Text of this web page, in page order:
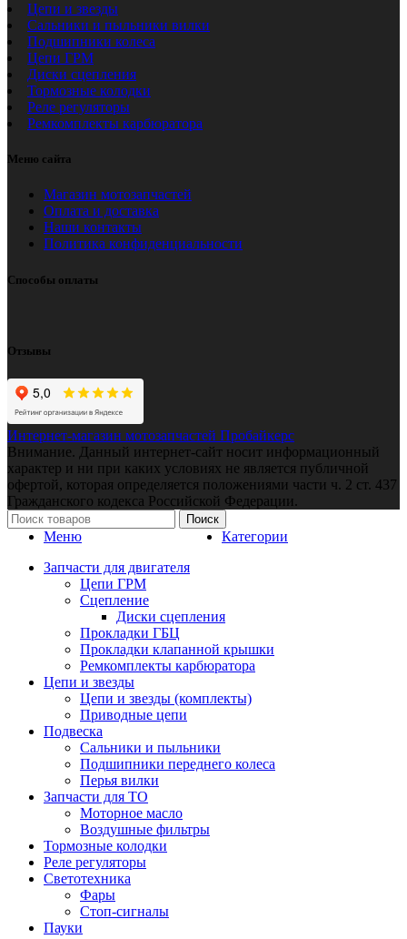
Цепи и звезды
Сальники и пыльники вилки
Подшипники колеса
Цепи ГРМ
Диски сцепления
Тормозные колодки
Реле регуляторы
Ремкомплекты карбюратора
Меню сайта
Магазин мотозапчастей
Оплата и доставка
Наши контакты
Политика конфиденциальности
Способы оплаты
Отзывы
Интернет-магазин мотозапчастей Пробайкерс
Внимание. Данный интернет-сайт носит информационный
характер и ни при каких условиях не является публичной
офертой, которая определяется положениями части ч. 2 ст. 437
Гражданского кодекса Российской Федерации.
Поиск
Меню
Категории
Запчасти для двигателя
Цепи ГРМ
Сцепление
Диски сцепления
Прокладки ГБЦ
Прокладки клапанной крышки
Ремкомплекты карбюратора
Цепи и звезды
Цепи и звезды (комплекты)
Приводные цепи
Подвеска
Сальники и пыльники
Подшипники переднего колеса
Перья вилки
Запчасти для ТО
Моторное масло
Воздушные фильтры
Тормозные колодки
Реле регуляторы
Cветотехника
Фары
Стоп-сигналы
Пауки